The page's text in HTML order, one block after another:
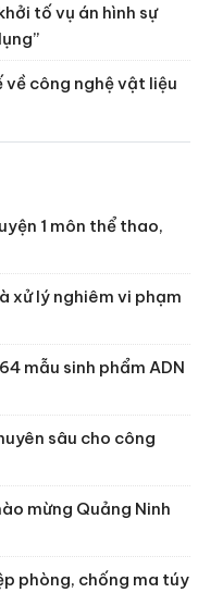
tố vụ án hình sự
công nghệ vật liệu
1 môn thể thao,
xử lý nghiêm vi phạm
mẫu sinh phẩm ADN
sâu cho công
mừng Quảng Ninh
phòng, chống ma túy